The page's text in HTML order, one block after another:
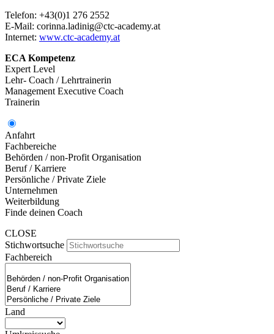
Telefon: +43(0)1 276 2552
E-Mail: corinna.ladinig@ctc-academy.at
Internet: www.ctc-academy.at
ECA Kompetenz
Expert Level
Lehr- Coach / Lehrtrainerin
Management Executive Coach
Trainerin
Anfahrt
Fachbereiche
Behörden / non-Profit Organisation
Beruf / Karriere
Persönliche / Private Ziele
Unternehmen
Weiterbildung
Finde deinen Coach
CLOSE
Stichwortsuche
Fachbereich
Land